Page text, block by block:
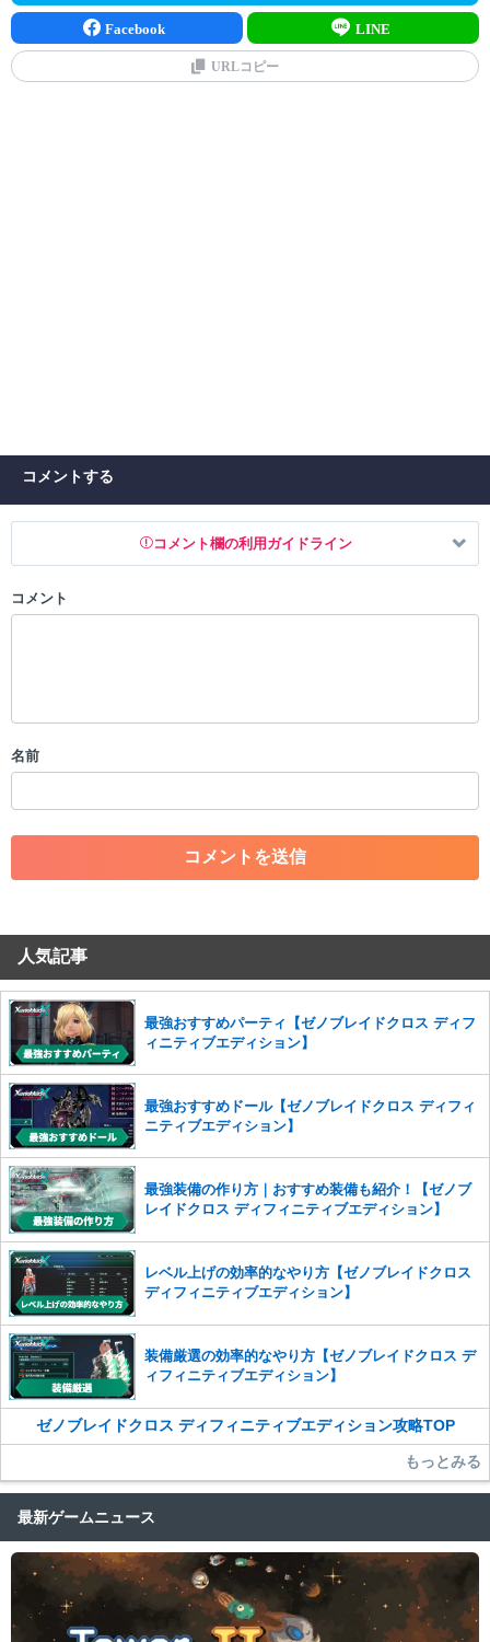
Facebook LINE
URLコピー
コメントする
コメント欄の利用ガイドライン
以下の書き込みを禁止とし、場合によってはコメント削除や書き込み制
・一度削除された投稿を再び投稿すること
・アカウントの売買など金銭が絡む内容の投稿
・各ゲームのネタバレを含む内容の投稿
・その他、管理者が不適切と判断した投稿
コメントの削除を申請する
せていただきます。ご了承ください。
※一度削除したコメントは復元ができませんのでご注意くだ
さい。
また、過度な利用規約の違反や、弊社に損害の及ぶ内容の書き込みがあ
った場合は、法的措置をとらせていただく場合もございますので、あら
かじめご理解くださいませ。
コメント
名前
人気記事
最強おすすめパーティ【ゼノブレイドクロス ディフ
ィニティブエディション】
最強おすすめドール【ゼノブレイドクロス ディフィ
ニティブエディション】
最強装備の作り方｜おすすめ装備も紹介！【ゼノブ
レイドクロス ディフィニティブエディション】
レベル上げの効率的なやり方【ゼノブレイドクロス
ディフィニティブエディション】
装備厳選の効率的なやり方【ゼノブレイドクロス デ
ィフィニティブエディション】
ゼノブレイドクロス ディフィニティブエディション攻略TOP
もっとみる
最新ゲームニュース